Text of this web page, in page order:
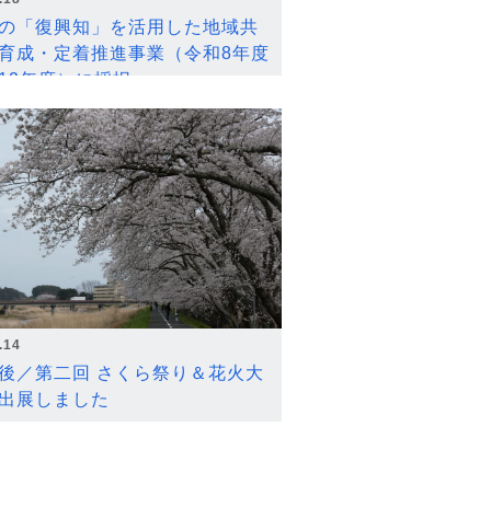
「復興知」を活用した地域共
成・定着推進事業（令和8年度
年度）に採択
／第二回 さくら祭り＆花火大
展しました